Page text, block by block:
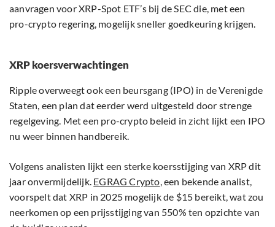
aanvragen voor XRP-Spot ETF’s bij de SEC die, met een
pro-crypto regering, mogelijk sneller goedkeuring krijgen.
XRP koersverwachtingen
Ripple overweegt ook een beursgang (IPO) in de Verenigde
Staten, een plan dat eerder werd uitgesteld door strenge
regelgeving. Met een pro-crypto beleid in zicht lijkt een IPO
nu weer binnen handbereik.
Volgens analisten lijkt een sterke koersstijging van XRP dit
jaar onvermijdelijk. EGRAG Crypto, een bekende analist,
voorspelt dat XRP in 2025 mogelijk de $15 bereikt, wat zou
neerkomen op een prijsstijging van 550% ten opzichte van